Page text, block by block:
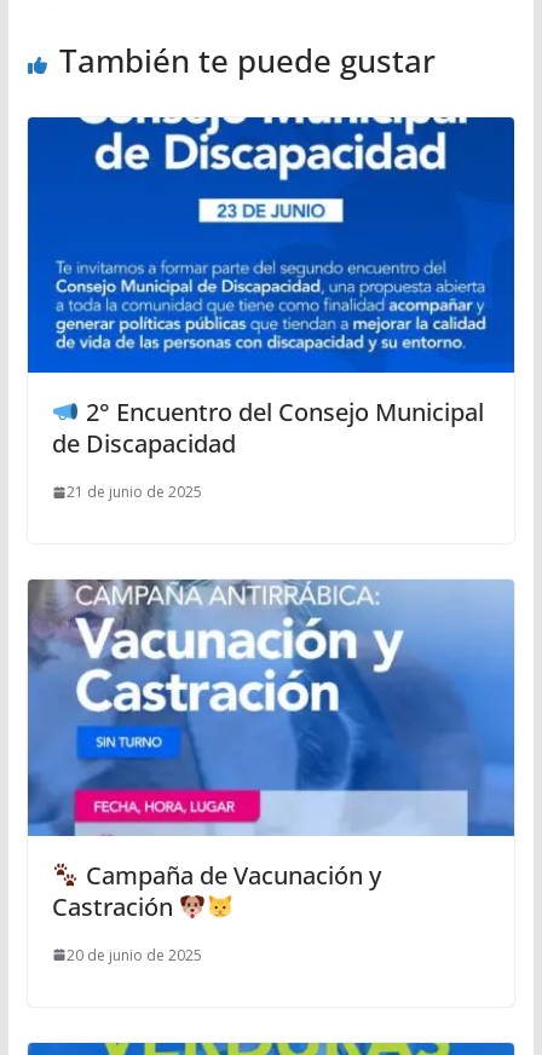
También te puede gustar
2° Encuentro del Consejo Municipal
de Discapacidad
21 de junio de 2025
Campaña de Vacunación y
Castración
20 de junio de 2025